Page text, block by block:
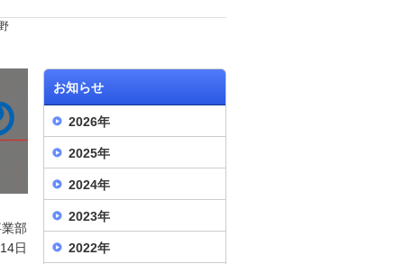
部
日
お知らせ
2026年
2025年
2024年
2023年
2022年